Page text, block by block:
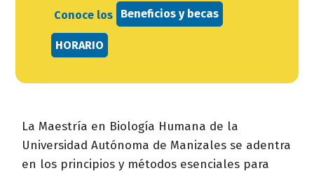
Conoce los Beneficios y becas
HORARIO
La Maestría en Biología Humana de la
Universidad Autónoma de Manizales se adentra
en los principios y métodos esenciales para